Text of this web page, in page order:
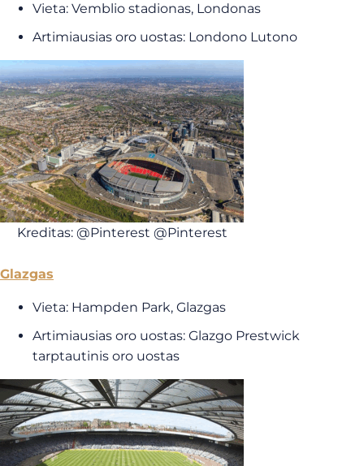
Vieta: Vemblio stadionas, Londonas
Artimiausias oro uostas: Londono Lutono
Kreditas: @Pinterest @Pinterest
Glazgas
Vieta: Hampden Park, Glazgas
Artimiausias oro uostas: Glazgo Prestwick
tarptautinis oro uostas